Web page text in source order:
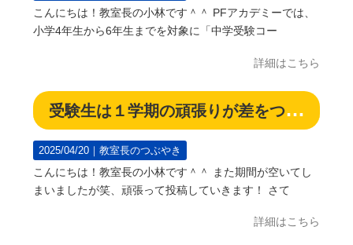
こんにちは！教室長の小林です＾＾ PFアカデミーでは、
小学4年生から6年生までを対象に「中学受験コー
詳細はこちら
受験生は１学期の頑張りが差をつける！
2025/04/20｜教室長のつぶやき
こんにちは！教室長の小林です＾＾ また期間が空いてし
まいましたが笑、頑張って投稿していきます！ さて
詳細はこちら